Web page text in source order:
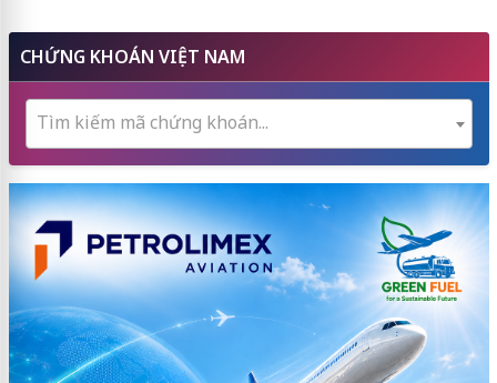
CHỨNG KHOÁN VIỆT NAM
Tìm kiếm mã chứng khoán...